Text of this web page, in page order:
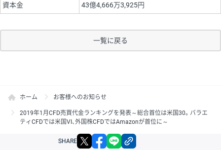
資本金 43億4,666万3,925円
一覧に戻る
ホーム お客様へのお知らせ
2019年1月CFD売買代金ランキングを発表～総合首位は米国30。バラエ
ティCFDでは米国VI、外国株CFDではAmazonが首位に～
SHARE X facebook